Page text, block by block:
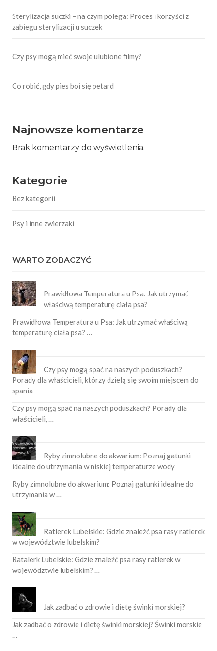
Sterylizacja suczki – na czym polega: Proces i korzyści z
zabiegu sterylizacji u suczek
Czy psy mogą mieć swoje ulubione filmy?
Co robić, gdy pies boi się petard
Najnowsze komentarze
Brak komentarzy do wyświetlenia.
Kategorie
Bez kategorii
Psy i inne zwierzaki
WARTO ZOBACZYĆ
Prawidłowa Temperatura u Psa: Jak utrzymać
właściwą temperaturę ciała psa?
Prawidłowa Temperatura u Psa: Jak utrzymać właściwą
temperaturę ciała psa? …
Czy psy mogą spać na naszych poduszkach?
Porady dla właścicieli, którzy dzielą się swoim miejscem do
spania
Czy psy mogą spać na naszych poduszkach? Porady dla
właścicieli, …
Ryby zimnolubne do akwarium: Poznaj gatunki
idealne do utrzymania w niskiej temperaturze wody
Ryby zimnolubne do akwarium: Poznaj gatunki idealne do
utrzymania w …
Ratlerek Lubelskie: Gdzie znaleźć psa rasy ratlerek
w województwie lubelskim?
Ratalerk Lubelskie: Gdzie znaleźć psa rasy ratlerek w
województwie lubelskim? …
Jak zadbać o zdrowie i dietę świnki morskiej?
Jak zadbać o zdrowie i dietę świnki morskiej? Świnki morskie
…